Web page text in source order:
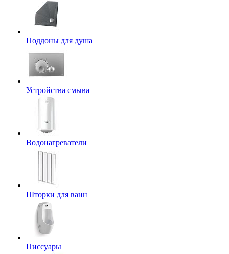
Поддоны для душа
Устройства смыва
Водонагреватели
Шторки для ванн
Писсуары